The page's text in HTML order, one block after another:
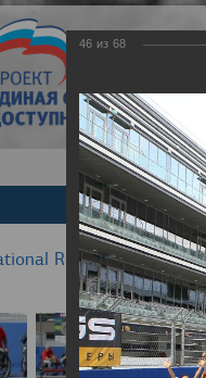
Команда
Rezept-Sport
46 из 68